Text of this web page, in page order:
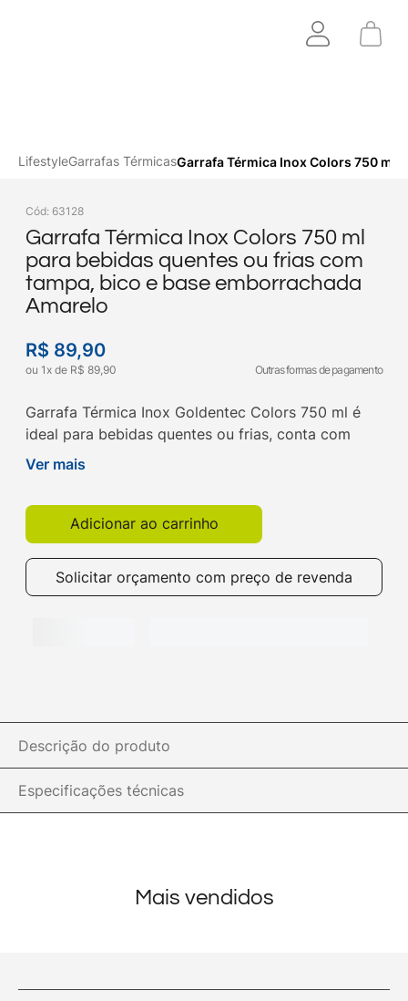
LifestyleGarrafas TérmicasGarrafa Térmica Inox Colors 750 ml
Cód: 63128
Garrafa Térmica Inox Colors 750 ml
para bebidas quentes ou frias com
tampa, bico e base emborrachada
Amarelo
R$ 89,90
ou 1x de R$ 89,90 Outras formas de pagamento
Garrafa Térmica Inox Goldentec Colors 750 ml é
ideal para bebidas quentes ou frias, conta com
tampa, bico e base emborrachada Amarelo.
Ver mais
Adicionar ao carrinho
Solicitar orçamento com preço de revenda
Descrição do produto
Especificações técnicas
Mais vendidos